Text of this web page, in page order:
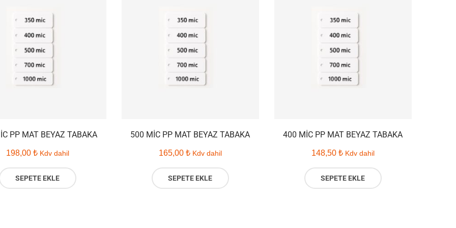
PP MAT BEYAZ TABAKA
198,00 ₺ Kdv dahil
SEPETE EKLE
500 MIC PP MAT BEYAZ TABAKA
165,00 ₺ Kdv dahil
SEPETE EKLE
400 MIC PP MAT BEYAZ TABAKA
148,50 ₺ Kdv dahil
SEPETE EKLE